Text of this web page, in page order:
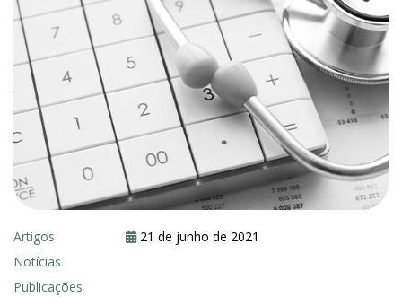
Artigos
Notícias
Publicações
21 de junho de 2021